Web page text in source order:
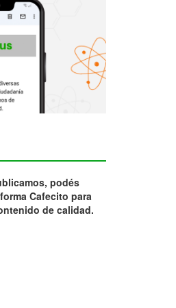
podés
Cafecito para
de calidad.